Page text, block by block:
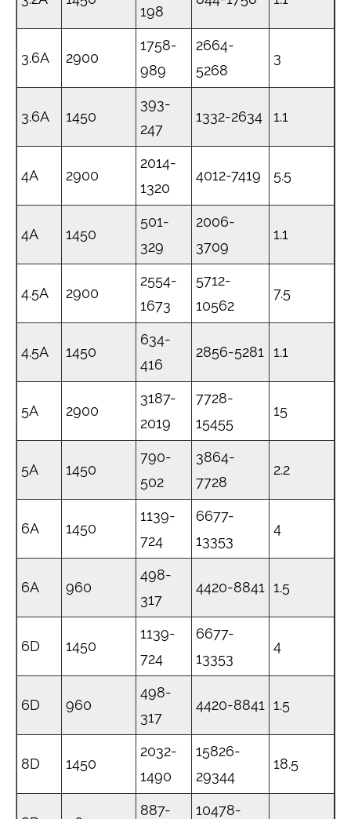
198
3.6A 2900
1758-
989
2664-
5268
3
3.6A 1450
393-
247
1332-2634 1.1
4A 2900
2014-
1320
4012-7419 5.5
4A 1450
501-
329
2006-
3709
1.1
4.5A 2900
2554-
1673
5712-
10562
7.5
4.5A 1450
634-
416
2856-5281 1.1
5A 2900
3187-
2019
7728-
15455
15
5A 1450
790-
502
3864-
7728
2.2
6A 1450
1139-
724
6677-
13353
4
6A 960
498-
317
4420-8841 1.5
6D 1450
1139-
724
6677-
13353
4
6D 960
498-
317
4420-8841 1.5
8D 1450
2032-
1490
15826-
29344
18.5
887- 10478-